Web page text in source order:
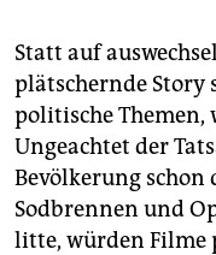
Statt auf
plätschernde Story
politische Themen,
Ungeachtet der
Bevölkerung schon
Sodbrennen und
litte, würden Filme